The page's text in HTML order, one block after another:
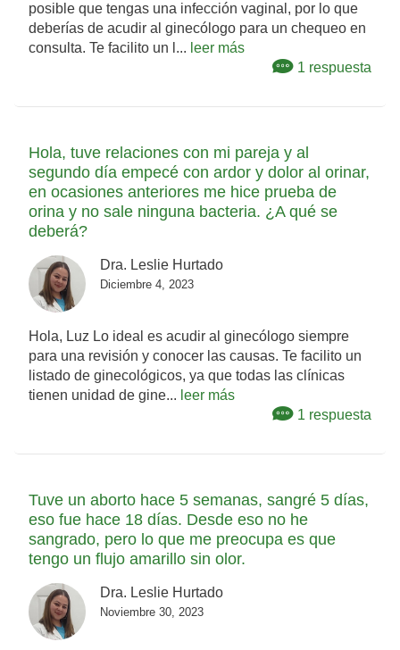
posible que tengas una infección vaginal, por lo que
deberías de acudir al ginecólogo para un chequeo en
consulta. Te facilito un l... leer más
1 respuesta
Hola, tuve relaciones con mi pareja y al
segundo día empecé con ardor y dolor al orinar,
en ocasiones anteriores me hice prueba de
orina y no sale ninguna bacteria. ¿A qué se
deberá?
Dra. Leslie Hurtado
Diciembre 4, 2023
Hola, Luz Lo ideal es acudir al ginecólogo siempre
para una revisión y conocer las causas. Te facilito un
listado de ginecológicos, ya que todas las clínicas
tienen unidad de gine... leer más
1 respuesta
Tuve un aborto hace 5 semanas, sangré 5 días,
eso fue hace 18 días. Desde eso no he
sangrado, pero lo que me preocupa es que
tengo un flujo amarillo sin olor.
Dra. Leslie Hurtado
Noviembre 30, 2023